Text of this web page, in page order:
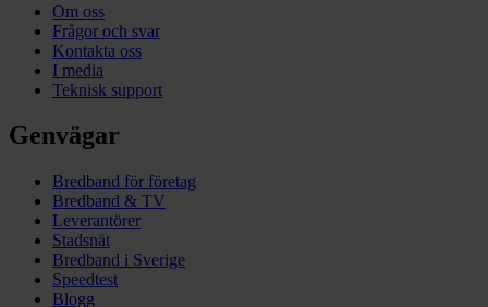
Om oss
Frågor och svar
Kontakta oss
I media
Teknisk support
Genvägar
Bredband för företag
Bredband & TV
Leverantörer
Stadsnät
Bredband i Sverige
Speedtest
Blogg